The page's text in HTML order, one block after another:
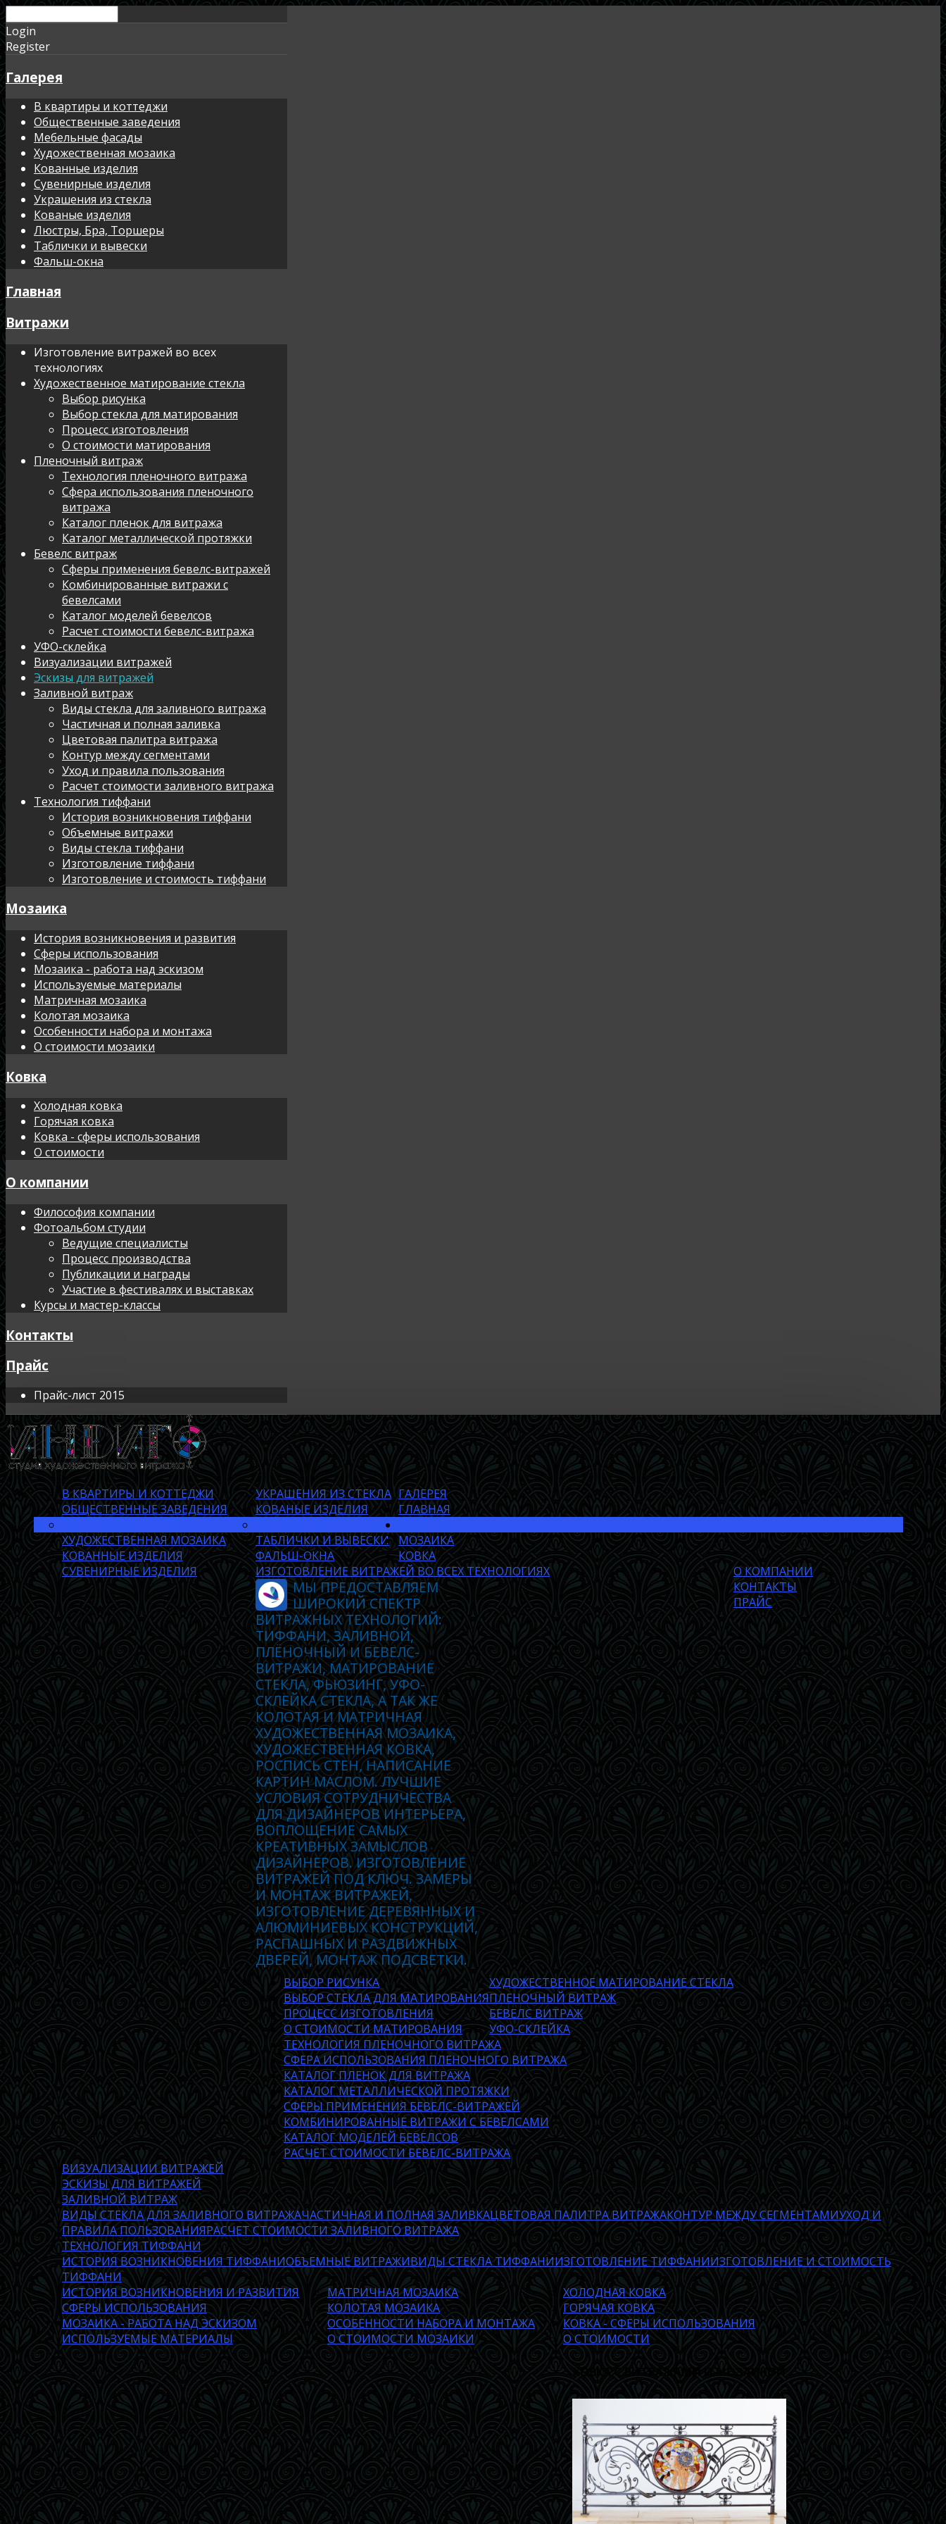
Login
Register
Галерея
В квартиры и коттеджи
Общественные заведения
Мебельные фасады
Художественная мозаика
Кованные изделия
Сувенирные изделия
Украшения из стекла
Кованые изделия
Люстры, Бра, Торшеры
Таблички и вывески
Фальш-окна
Главная
Витражи
Изготовление витражей во всех
технологиях
Художественное матирование стекла
Выбор рисунка
Выбор стекла для матирования
Процесс изготовления
О стоимости матирования
Пленочный витраж
Технология пленочного витража
Сфера использования пленочного
витража
Каталог пленок для витража
Каталог металлической протяжки
Бевелс витраж
Сферы применения бевелс-витражей
Комбинированные витражи с
бевелсами
Каталог моделей бевелсов
Расчет стоимости бевелс-витража
УФО-склейка
Визуализации витражей
Эскизы для витражей
Заливной витраж
Виды стекла для заливного витража
Частичная и полная заливка
Цветовая палитра витража
Контур между сегментами
Уход и правила пользования
Расчет стоимости заливного витража
Технология тиффани
История возникновения тиффани
Объемные витражи
Виды стекла тиффани
Изготовление тиффани
Изготовление и стоимость тиффани
Мозаика
История возникновения и развития
Сферы использования
Мозаика - работа над эскизом
Используемые материалы
Матричная мозаика
Колотая мозаика
Особенности набора и монтажа
О стоимости мозаики
Ковка
Холодная ковка
Горячая ковка
Ковка - сферы использования
О стоимости
О компании
Философия компании
Фотоальбом студии
Ведущие специалисты
Процесс производства
Публикации и награды
Участие в фестивалях и выставках
Курсы и мастер-классы
Контакты
Прайс
Прайс-лист 2015
ГАЛЕРЕЯ
В КВАРТИРЫ И КОТТЕДЖИ
ОБЩЕСТВЕННЫЕ ЗАВЕДЕНИЯ
ХУДОЖЕСТВЕННАЯ МОЗАИКА
КОВАННЫЕ ИЗДЕЛИЯ
СУВЕНИРНЫЕ ИЗДЕЛИЯ
УКРАШЕНИЯ ИЗ СТЕКЛА
КОВАНЫЕ ИЗДЕЛИЯ
ЛЮСТРЫ, БРА, ТОРШЕРЫ
ТАБЛИЧКИ И ВЫВЕСКИ
ФАЛЬШ-ОКНА
ГЛАВНАЯ
ИЗГОТОВЛЕНИЕ ВИТРАЖЕЙ ВО ВСЕХ ТЕХНОЛОГИЯХ
МЫ ПРЕДОСТАВЛЯЕМ
ШИРОКИЙ СПЕКТР
ВИТРАЖНЫХ ТЕХНОЛОГИЙ:
ТИФФАНИ, ЗАЛИВНОЙ,
ПЛЁНОЧНЫЙ И БЕВЕЛС-
ВИТРАЖИ, МАТИРОВАНИЕ
СТЕКЛА, ФЬЮЗИНГ, УФО-
СКЛЕЙКА СТЕКЛА, А ТАК ЖЕ
КОЛОТАЯ И МАТРИЧНАЯ
ХУДОЖЕСТВЕННАЯ МОЗАИКА,
ХУДОЖЕСТВЕННАЯ КОВКА,
РОСПИСЬ СТЕН, НАПИСАНИЕ
КАРТИН МАСЛОМ. ЛУЧШИЕ
УСЛОВИЯ СОТРУДНИЧЕСТВА
ДЛЯ ДИЗАЙНЕРОВ ИНТЕРЬЕРА,
ВОПЛОЩЕНИЕ САМЫХ
КРЕАТИВНЫХ ЗАМЫСЛОВ
ДИЗАЙНЕРОВ. ИЗГОТОВЛЕНИЕ
ВИТРАЖЕЙ ПОД КЛЮЧ. ЗАМЕРЫ
И МОНТАЖ ВИТРАЖЕЙ,
ИЗГОТОВЛЕНИЕ ДЕРЕВЯННЫХ И
АЛЮМИНИЕВЫХ КОНСТРУКЦИЙ,
РАСПАШНЫХ И РАЗДВИЖНЫХ
ДВЕРЕЙ, МОНТАЖ ПОДСВЕТКИ.
ХУДОЖЕСТВЕННОЕ МАТИРОВАНИЕ СТЕКЛА
ВЫБОР РИСУНКА
ВЫБОР СТЕКЛА ДЛЯ МАТИРОВАНИЯ
ПРОЦЕСС ИЗГОТОВЛЕНИЯ
О СТОИМОСТИ МАТИРОВАНИЯ
ПЛЕНОЧНЫЙ ВИТРАЖ
ТЕХНОЛОГИЯ ПЛЕНОЧНОГО ВИТРАЖА
СФЕРА ИСПОЛЬЗОВАНИЯ ПЛЕНОЧНОГО ВИТРАЖА
КАТАЛОГ ПЛЕНОК ДЛЯ ВИТРАЖА
КАТАЛОГ МЕТАЛЛИЧЕСКОЙ ПРОТЯЖКИ
БЕВЕЛС ВИТРАЖ
СФЕРЫ ПРИМЕНЕНИЯ БЕВЕЛС-ВИТРАЖЕЙ
КОМБИНИРОВАННЫЕ ВИТРАЖИ С БЕВЕЛСАМИ
КАТАЛОГ МОДЕЛЕЙ БЕВЕЛСОВ
РАСЧЕТ СТОИМОСТИ БЕВЕЛС-ВИТРАЖА
УФО-СКЛЕЙКА
ВИЗУАЛИЗАЦИИ ВИТРАЖЕЙ
ЭСКИЗЫ ДЛЯ ВИТРАЖЕЙ
ЗАЛИВНОЙ ВИТРАЖ
ВИДЫ СТЕКЛА ДЛЯ ЗАЛИВНОГО ВИТРАЖАЧАСТИЧНАЯ И ПОЛНАЯ ЗАЛИВКАЦВЕТОВАЯ ПАЛИТРА ВИТРАЖАКОНТУР МЕЖДУ СЕГМЕНТАМИУХОД И
ПРАВИЛА ПОЛЬЗОВАНИЯРАСЧЕТ СТОИМОСТИ ЗАЛИВНОГО ВИТРАЖА
ТЕХНОЛОГИЯ ТИФФАНИ
ИСТОРИЯ ВОЗНИКНОВЕНИЯ ТИФФАНИОБЪЕМНЫЕ ВИТРАЖИВИДЫ СТЕКЛА ТИФФАНИИЗГОТОВЛЕНИЕ ТИФФАНИИЗГОТОВЛЕНИЕ И СТОИМОСТЬ
ТИФФАНИ
МОЗАИКА
ИСТОРИЯ ВОЗНИКНОВЕНИЯ И РАЗВИТИЯ
СФЕРЫ ИСПОЛЬЗОВАНИЯ
МОЗАИКА - РАБОТА НАД ЭСКИЗОМ
ИСПОЛЬЗУЕМЫЕ МАТЕРИАЛЫ
МАТРИЧНАЯ МОЗАИКА
КОЛОТАЯ МОЗАИКА
ОСОБЕННОСТИ НАБОРА И МОНТАЖА
О СТОИМОСТИ МОЗАИКИ
КОВКА
ХОЛОДНАЯ КОВКА
ГОРЯЧАЯ КОВКА
КОВКА - СФЕРЫ ИСПОЛЬЗОВАНИЯ
О СТОИМОСТИ
КОВКА С ВИТРАЖАМИ И МОЗАИКОЙ
О КОМПАНИИ
КОНТАКТЫ
ПРАЙС